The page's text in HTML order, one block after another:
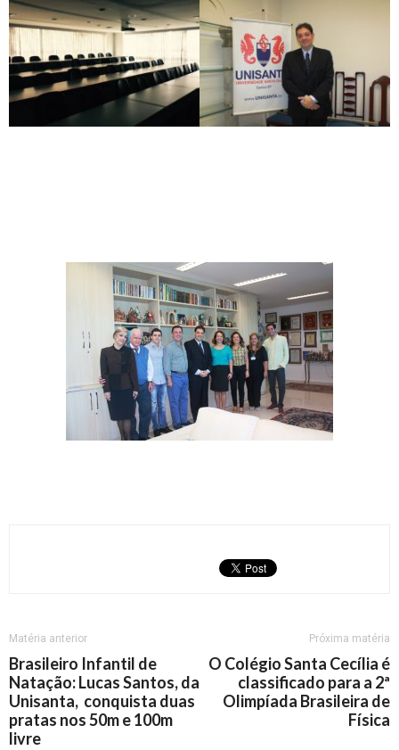
Matéria anterior
Brasileiro Infantil de
Natação: Lucas Santos, da
Unisanta, conquista duas
pratas nos 50m e 100m
livre
Próxima matéria
O Colégio Santa Cecília é
classificado para a 2ª
Olimpíada Brasileira de
Física